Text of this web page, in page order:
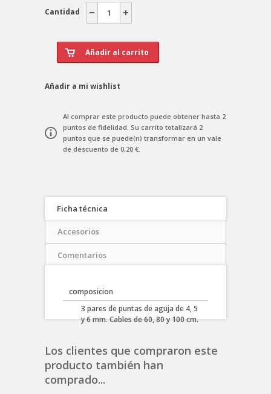
Cantidad
Añadir a mi wishlist
Al comprar este producto puede obtener hasta 2
puntos de fidelidad. Su carrito totalizará 2
puntos que se puede(n) transformar en un vale
de descuento de 0,20 €.
Ficha técnica
Accesorios
Comentarios
composicion
3 pares de puntas de aguja de 4, 5
y 6 mm. Cables de 60, 80 y 100 cm.
Los clientes que compraron este
producto también han
comprado...